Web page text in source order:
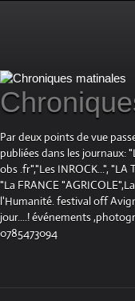
Par deux points de vue
publiées dans les journaux:
obs .fr","Les INROCK...",
"La FRANCE
l'Humanité. festival off
jour....! événements
0785473094